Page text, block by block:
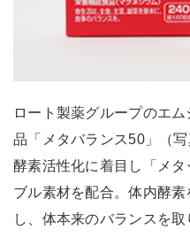
ロート製薬グループのエ
品「メタバランス50」（
酵素活性化に着目し「メ
ブル素材を配合。体内酵
し、体本来のバランスを